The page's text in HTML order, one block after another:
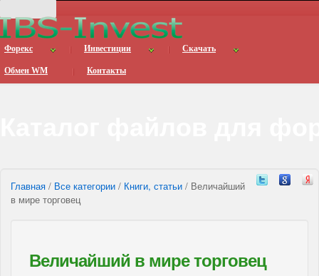
Форекс Инвестиции Скачать
Обмен WM Контакты
Главная / Все категории / Книги, статьи / Величайший
в мире торговец
Величайший в мире торговец